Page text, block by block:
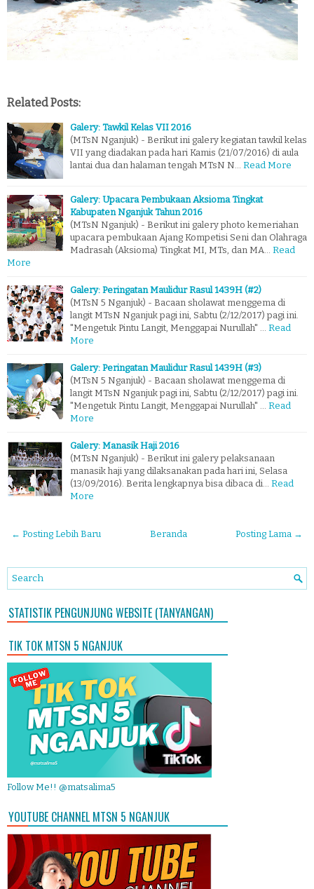
Related Posts:
Galery: Tawkil Kelas VII 2016
(MTsN Nganjuk) - Berikut ini galery kegiatan tawkil kelas
VII yang diadakan pada hari Kamis (21/07/2016) di aula
lantai dua dan halaman tengah MTsN N…
Read More
Galery: Upacara Pembukaan Aksioma Tingkat
Kabupaten Nganjuk Tahun 2016
(MTsN Nganjuk) - Berikut ini galery photo kemeriahan
upacara pembukaan Ajang Kompetisi Seni dan Olahraga
Madrasah (Aksioma) Tingkat MI, MTs, dan MA…
Read
More
Galery: Peringatan Maulidur Rasul 1439H (#2)
(MTsN 5 Nganjuk) - Bacaan sholawat menggema di
langit MTsN Nganjuk pagi ini, Sabtu (2/12/2017) pagi ini.
"Mengetuk Pintu Langit, Menggapai Nurullah" …
Read
More
Galery: Peringatan Maulidur Rasul 1439H (#3)
(MTsN 5 Nganjuk) - Bacaan sholawat menggema di
langit MTsN Nganjuk pagi ini, Sabtu (2/12/2017) pagi ini.
"Mengetuk Pintu Langit, Menggapai Nurullah" …
Read
More
Galery: Manasik Haji 2016
(MTsN Nganjuk) - Berikut ini galery pelaksanaan
manasik haji yang dilaksanakan pada hari ini, Selasa
(13/09/2016). Berita lengkapnya bisa dibaca di…
Read
More
← Posting Lebih Baru Posting Lama →
Beranda
STATISTIK PENGUNJUNG WEBSITE (TANYANGAN)
TIK TOK MTSN 5 NGANJUK
Follow Me!! @matsalima5
YOUTUBE CHANNEL MTSN 5 NGANJUK